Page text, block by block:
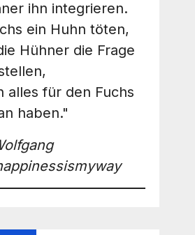
ihn integrieren.
ein Huhn töten,
Hühner die Frage
alles für den Fuchs
haben."